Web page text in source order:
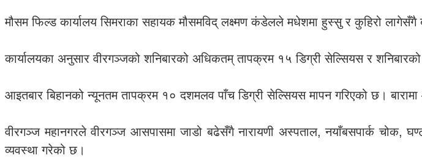
मौसम फिल्ड कार्यालय सिमराका सहायक मौसमविद् लक्ष्मण कंडेलले मधेशमा हुस्सु र कुहिरो लागेसँगै
कार्यालयका अनुसार वीरगञ्जको शनिबारको अधिकतम् तापक्रम १५ डिग्री सेल्सियस र
आइतबार बिहानको न्यूनतम तापक्रम १० दशमलव पाँच डिग्री सेल्सियस मापन गरिएको छ।
वीरगञ्ज महानगरले वीरगञ्ज आसपासमा जाडो बढेसँगै नारायणी अस्पताल, नयाँबसपार्क चोक,
व्यवस्था गरेको छ।